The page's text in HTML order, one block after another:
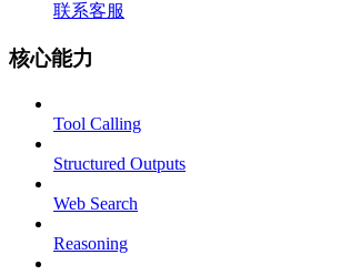
联系客服
核心能力
Tool Calling
Structured Outputs
Web Search
Reasoning